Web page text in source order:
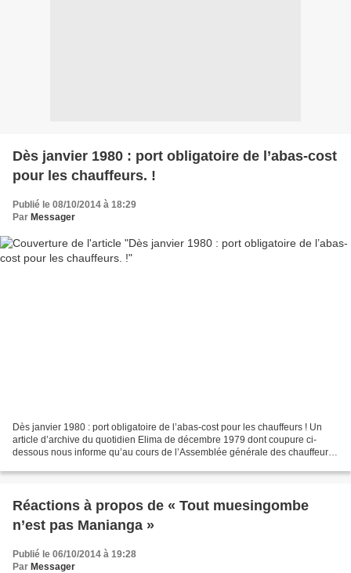
Dès janvier 1980 : port obligatoire de l’abas-cost
pour les chauffeurs. !
Publié le 08/10/2014 à 18:29
Par Messager
Dès janvier 1980 : port obligatoire de l’abas-cost pour les chauffeurs ! Un
article d’archive du quotidien Elima de décembre 1979 dont coupure ci-
dessous nous informe qu’au cours de l’Assemblée générale des chauffeurs
Réactions à propos de « Tout muesingombe
n’est pas Manianga »
Publié le 06/10/2014 à 19:28
Par Messager